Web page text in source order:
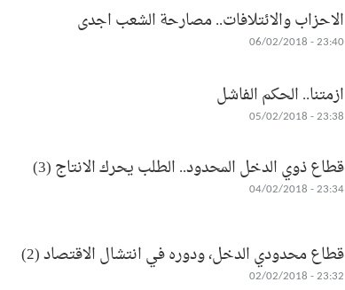
الاحزاب والائتلافات.. مصارحة الشعب اجدى
23:40 - 06/02/2018
ازمتنا.. الحكم الفاشل
23:38 - 05/02/2018
قطاع ذوي الدخل المحدود.. الطلب يحرك الانتاج (3)
23:34 - 04/02/2018
قطاع محدودي الدخل، ودوره في انتشال الاقتصاد (2)
23:32 - 02/02/2018